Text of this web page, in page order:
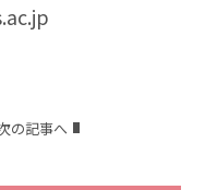
の記事へ